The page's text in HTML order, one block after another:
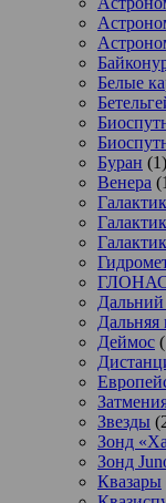
Белые
Буран (1)
Венера
Дальняя
Деймос
Звезды
Зонд
Зонд
Квазары